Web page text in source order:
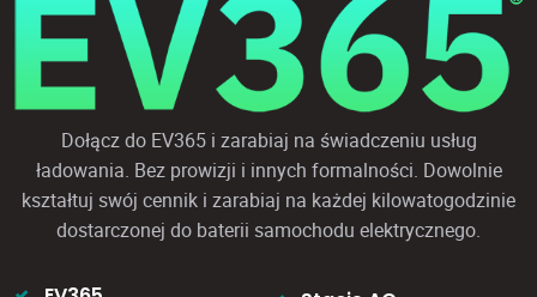
Dołącz do EV365 i zarabiaj na świadczeniu usług
ładowania. Bez prowizji i innych formalności. Dowolnie
kształtuj swój cennik i zarabiaj na każdej kilowatogodzinie
dostarczonej do baterii samochodu elektrycznego.